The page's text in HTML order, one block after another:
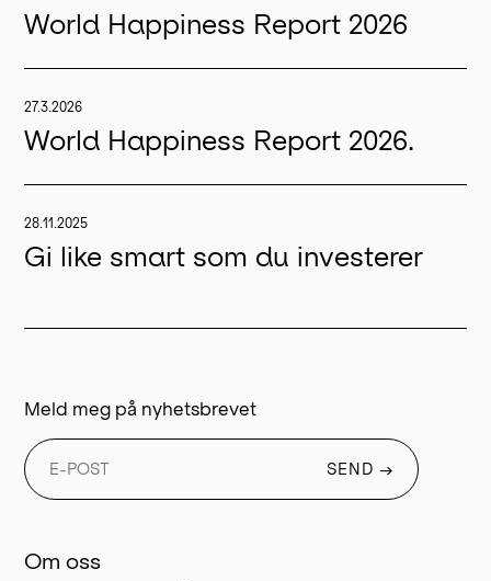
World Happiness Report 2026
27.3.2026
World Happiness Report 2026.
28.11.2025
Gi like smart som du investerer
Om oss
Meld meg på nyhetsbrevet
SEND →